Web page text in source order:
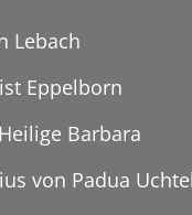
Lebach
Eppelborn
Barbara
von Padua